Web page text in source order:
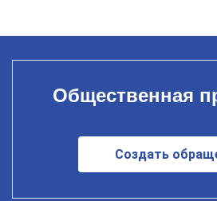
Общественная
Создать